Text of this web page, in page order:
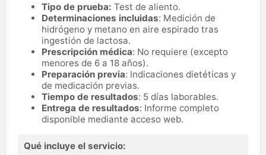
Tipo de prueba: Test de aliento.
Determinaciones incluidas: Medición de
hidrógeno y metano en aire espirado tras
ingestión de lactosa.
Prescripción médica: No requiere (excepto
menores de 6 a 18 años).
Preparación previa: Indicaciones dietéticas y
de medicación previas.
Tiempo de resultados: 5 días laborables.
Entrega de resultados: Informe completo
disponible mediante acceso web.
Qué incluye el servicio: